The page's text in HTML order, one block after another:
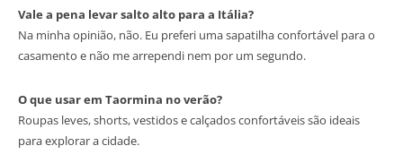
Vale a pena levar salto alto para a Itália?
Na minha opinião, não. Eu preferi uma sapatilha confortável para o
casamento e não me arrependi nem por um segundo.
O que usar em Taormina no verão?
Roupas leves, shorts, vestidos e calçados confortáveis são ideais
para explorar a cidade.